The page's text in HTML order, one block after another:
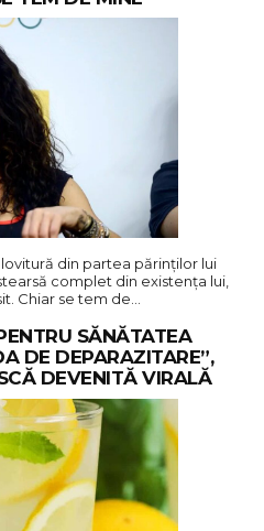
din partea părinților lui
complet din existența lui,
Chiar se tem de…
SĂNĂTATEA
DE DEPARAZITARE”,
DEVENITĂ VIRALĂ